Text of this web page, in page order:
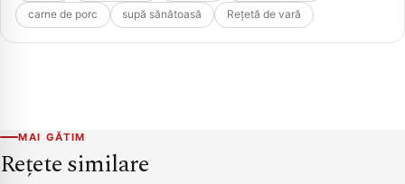
carne de porc supă sănătoasă Rețetă de vară
MAI GĂTIM
Rețete similare